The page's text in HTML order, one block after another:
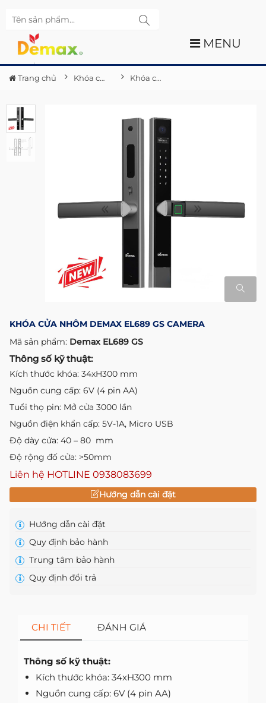
MENU
Trang chủ Khóa cửa điện tử Demax Khóa cửa nhôm Demax EL689 GS Camera
KHÓA CỬA NHÔM DEMAX EL689 GS CAMERA
Mã sản phẩm: Demax EL689 GS
Thông số kỹ thuật:
Kích thước khóa: 34xH300 mm
Nguồn cung cấp: 6V (4 pin AA)
Tuổi thọ pin: Mở cửa 3000 lần
Nguồn điện khẩn cấp: 5V-1A, Micro USB
Độ dày cửa: 40 – 80 mm
Độ rộng đố cửa: >50mm
Liên hệ HOTLINE 0938083699
Hướng dẫn cài đặt
Hướng dẫn cài đặt
Quy định bảo hành
Trung tâm bảo hành
Quy định đổi trả
CHI TIẾT ĐÁNH GIÁ
Thông số kỹ thuật:
Kích thước khóa: 34xH300 mm
Nguồn cung cấp: 6V (4 pin AA)